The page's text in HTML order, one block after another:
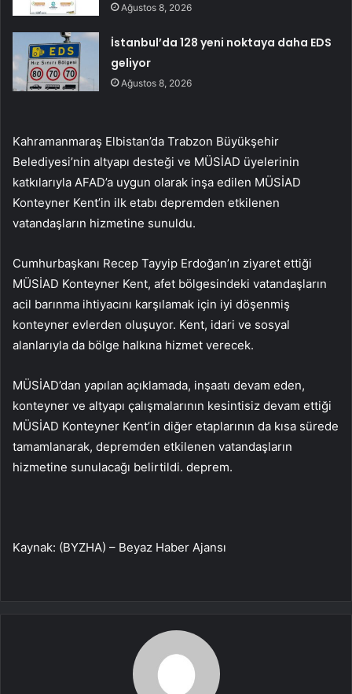
Ağustos 8, 2026
İstanbul’da 128 yeni noktaya daha EDS
geliyor
Ağustos 8, 2026
Kahramanmaraş Elbistan’da Trabzon Büyükşehir
Belediyesi’nin altyapı desteği ve MÜSİAD üyelerinin
katkılarıyla AFAD’a uygun olarak inşa edilen MÜSİAD
Konteyner Kent’in ilk etabı depremden etkilenen
vatandaşların hizmetine sunuldu.
Cumhurbaşkanı Recep Tayyip Erdoğan’ın ziyaret ettiği
MÜSİAD Konteyner Kent, afet bölgesindeki vatandaşların
acil barınma ihtiyacını karşılamak için iyi döşenmiş
konteyner evlerden oluşuyor. Kent, idari ve sosyal
alanlarıyla da bölge halkına hizmet verecek.
MÜSİAD’dan yapılan açıklamada, inşaatı devam eden,
konteyner ve altyapı çalışmalarının kesintisiz devam ettiği
MÜSİAD Konteyner Kent’in diğer etaplarının da kısa sürede
tamamlanarak, depremden etkilenen vatandaşların
hizmetine sunulacağı belirtildi. deprem.
Kaynak: (BYZHA) – Beyaz Haber Ajansı